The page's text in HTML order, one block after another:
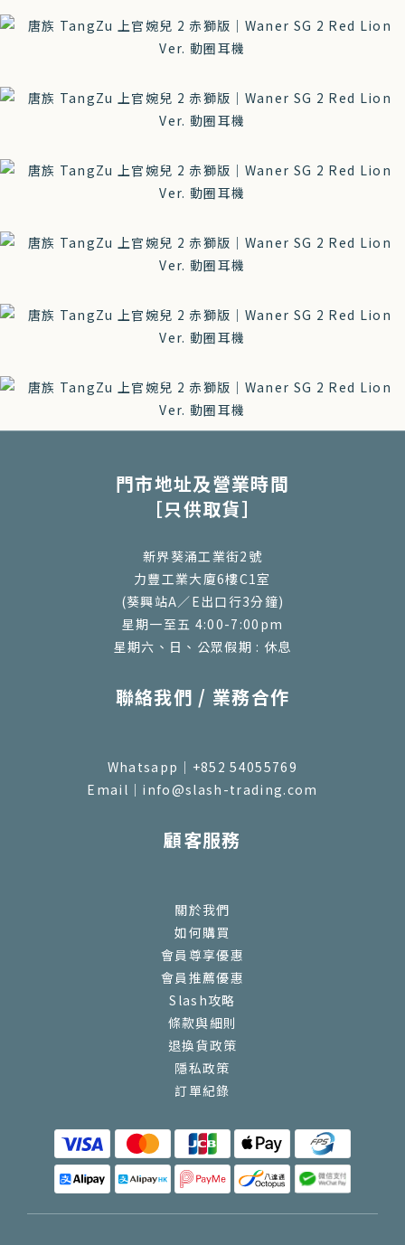
門市地址及營業時間
［只供取貨］
新界葵涌工業街2號
力豐工業大廈6樓C1室
(葵興站A／E出口行3分鐘)
星期一至五 4:00-7:00pm
星期六、日、公眾假期 : 休息
聯絡我們 / 業務合作
Whatsapp｜+852 54055769
Email｜info@slash-trading.com
顧客服務
關於我們
如何購買
會員尊享優惠
會員推薦優惠
Slash攻略
條款與細則
退換貨政策
隱私政策
訂單紀錄